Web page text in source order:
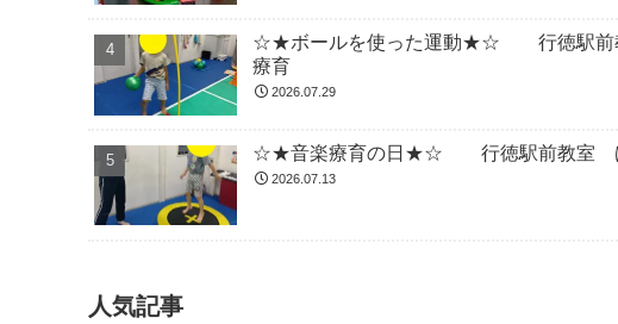
☆★ボールを使った運動★☆ 行徳駅前
療育
2026.07.29
☆★音楽療育の日★☆ 行徳駅前教室
2026.07.13
人気記事